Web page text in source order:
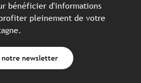
bénéficier d'informations
pleinement de votre
notre newsletter